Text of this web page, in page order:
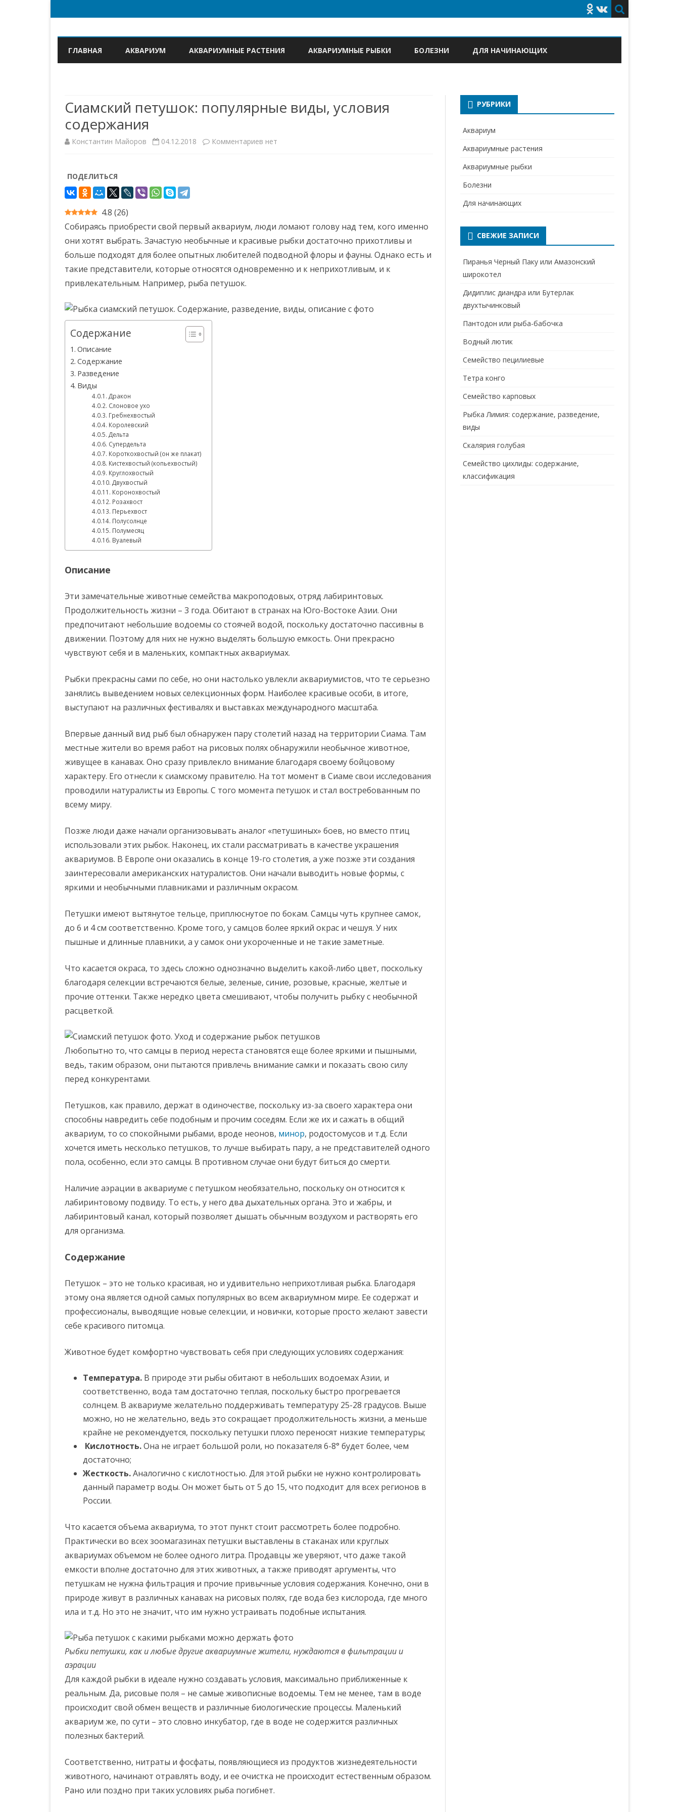
to
ГЛАВНАЯ АКВАРИУМ АКВАРИУМНЫЕ РАСТЕНИЯ АКВАРИУМНЫЕ РЫБКИ БОЛЕЗНИ ДЛЯ НАЧИНАЮЩИХ
Сиамский петушок: популярные виды, условия
содержания
Константин Майоров 04.12.2018 Комментариев к
виды,
условия
нет
ПОДЕЛИТЬСЯ
4.8 (26)
Собираясь приобрести свой первый аквариум, люди ломают голову над тем, кого именно
они хотят выбрать. Зачастую необычные и красивые рыбки достаточно прихотливы и
больше подходят для более опытных любителей подводной флоры и фауны. Однако есть и
такие представители, которые относятся одновременно и к неприхотливым, и к
привлекательным. Например, рыба петушок.
Содержание
Описание
Содержание
Разведение
Виды
Дракон
Слоновое ухо
Гребнехвостый
Королевский
Дельта
Супердельта
Короткохвостый (он же плакат)
Кистехвостый (копьехвостый)
Круглохвостый
Двухвостый
Коронохвостый
Розахвост
Перьехвост
Полусолнце
Полумесяц
Вуалевый
Описание
Эти замечательные животные семейства макроподовых, отряд лабиринтовых.
Продолжительность жизни – 3 года. Обитают в странах на Юго-Востоке Азии. Они
предпочитают небольшие водоемы со стоячей водой, поскольку достаточно пассивны в
движении. Поэтому для них не нужно выделять большую емкость. Они прекрасно
чувствуют себя и в маленьких, компактных аквариумах.
Рыбки прекрасны сами по себе, но они настолько увлекли аквариумистов, что те серьезно
занялись выведением новых селекционных форм. Наиболее красивые особи, в итоге,
выступают на различных фестивалях и выставках международного масштаба.
Впервые данный вид рыб был обнаружен пару столетий назад на территории Сиама. Там
местные жители во время работ на рисовых полях обнаружили необычное животное,
живущее в канавах. Оно сразу привлекло внимание благодаря своему бойцовому
характеру. Его отнесли к сиамскому правителю. На тот момент в Сиаме свои исследования
проводили натуралисты из Европы. С того момента петушок и стал востребованным по
всему миру.
Позже люди даже начали организовывать аналог «петушиных» боев, но вместо птиц
использовали этих рыбок. Наконец, их стали рассматривать в качестве украшения
аквариумов. В Европе они оказались в конце 19-го столетия, а уже позже эти создания
заинтересовали американских натуралистов. Они начали выводить новые формы, с
яркими и необычными плавниками и различным окрасом.
Петушки имеют вытянутое тельце, приплюснутое по бокам. Самцы чуть крупнее самок,
до 6 и 4 см соответственно. Кроме того, у самцов более яркий окрас и чешуя. У них
пышные и длинные плавники, а у самок они укороченные и не такие заметные.
Что касается окраса, то здесь сложно однозначно выделить какой-либо цвет, поскольку
благодаря селекции встречаются белые, зеленые, синие, розовые, красные, желтые и
прочие оттенки. Также нередко цвета смешивают, чтобы получить рыбку с необычной
расцветкой.
Любопытно то, что самцы в период нереста становятся еще более яркими и пышными,
ведь, таким образом, они пытаются привлечь внимание самки и показать свою силу
перед конкурентами.
Петушков, как правило, держат в одиночестве, поскольку из-за своего характера они
способны навредить себе подобным и прочим соседям. Если же их и сажать в общий
аквариум, то со спокойными рыбами, вроде неонов, минор, родостомусов и т.д. Если
хочется иметь несколько петушков, то лучше выбирать пару, а не представителей одного
пола, особенно, если это самцы. В противном случае они будут биться до смерти.
Наличие аэрации в аквариуме с петушком необязательно, поскольку он относится к
лабиринтовому подвиду. То есть, у него два дыхательных органа. Это и жабры, и
лабиринтовый канал, который позволяет дышать обычным воздухом и растворять его
для организма.
Содержание
Петушок – это не только красивая, но и удивительно неприхотливая рыбка. Благодаря
этому она является одной самых популярных во всем аквариумном мире. Ее содержат и
профессионалы, выводящие новые селекции, и новички, которые просто желают завести
себе красивого питомца.
Животное будет комфортно чувствовать себя при следующих условиях содержания:
Температура. В природе эти рыбы обитают в небольших водоемах Азии, и
соответственно, вода там достаточно теплая, поскольку быстро прогревается
солнцем. В аквариуме желательно поддерживать температуру 25-28 градусов. Выше
можно, но не желательно, ведь это сокращает продолжительность жизни, а меньше
крайне не рекомендуется, поскольку петушки плохо переносят низкие температуры;
Кислотность.Она не играет большой роли, но показателя 6-8° будет более, чем
достаточно;
Жесткость.Аналогично с кислотностью. Для этой рыбки не нужно контролировать
данный параметр воды. Он может быть от 5 до 15, что подходит для всех регионов в
России.
Что касается объема аквариума, то этот пункт стоит рассмотреть более подробно.
Практически во всех зоомагазинах петушки выставлены в стаканах или круглых
аквариумах объемом не более одного литра. Продавцы же уверяют, что даже такой
емкости вполне достаточно для этих животных, а также приводят аргументы, что
петушкам не нужна фильтрация и прочие привычные условия содержания. Конечно, они в
природе живут в различных канавах на рисовых полях, где вода без кислорода, где много
ила и т.д. Но это не значит, что им нужно устраивать подобные испытания.
Рыбки петушки, как и любые другие аквариумные жители, нуждаются в фильтрации и
аэрации
Для каждой рыбки в идеале нужно создавать условия, максимально приближенные к
реальным. Да, рисовые поля – не самые живописные водоемы. Тем не менее, там в воде
происходит свой обмен веществ и различные биологические процессы. Маленький
аквариум же, по сути – это словно инкубатор, где в воде не содержится различных
полезных бактерий.
Соответственно, нитраты и фосфаты, появляющиеся из продуктов жизнедеятельности
животного, начинают отравлять воду, и ее очистка не происходит естественным образом.
Рано или поздно при таких условиях рыба погибнет.
РУБРИКИ
Аквариум
Аквариумные растения
Аквариумные рыбки
Болезни
Для начинающих
СВЕЖИЕ ЗАПИСИ
Пиранья Черный Паку или Амазонский
широкотел
Дидиплис диандра или Бутерлак
двухтычинковый
Пантодон или рыба-бабочка
Водный лютик
Семейство пецилиевые
Тетра конго
Семейство карповых
Рыбка Лимия: содержание, разведение,
виды
Скалярия голубая
Семейство цихлиды: содержание,
классификация